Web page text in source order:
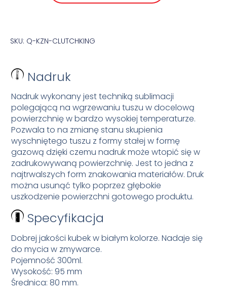
SKU: Q-KZN-CLUTCHKING
Nadruk
Nadruk wykonany jest techniką sublimacji
polegającą na wgrzewaniu tuszu w docelową
powierzchnię w bardzo wysokiej temperaturze.
Pozwala to na zmianę stanu skupienia
wyschniętego tuszu z formy stałej w formę
gazową dzięki czemu nadruk może wtopić się w
zadrukowywaną powierzchnię. Jest to jedna z
najtrwalszych form znakowania materiałów. Druk
można usunąć tylko poprzez głębokie
uszkodzenie powierzchni gotowego produktu.
Specyfikacja
Dobrej jakości kubek w białym kolorze. Nadaje się
do mycia w zmywarce.
Pojemność 300ml.
Wysokość: 95 mm
Średnica: 80 mm.